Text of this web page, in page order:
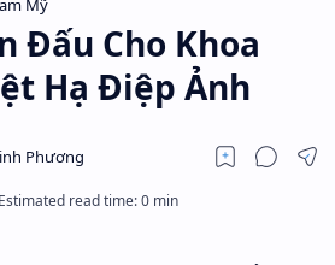
Mỹ
Đấu Cho Khoa
Hạ Điệp Ảnh